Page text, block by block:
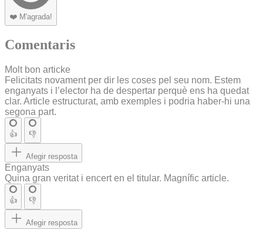
❤️ M'agrada!
Comentaris
Molt bon articke
Felicitats novament per dir les coses pel seu nom. Estem
enganyats i l’elector ha de despertar perquè ens ha quedat
clar. Article estructurat, amb exemples i podria haber-hi una
segona part.
👍 👎
Afegir resposta
Enganyats
Quina gran veritat i encert en el titular. Magnífic article.
👍 👎
Afegir resposta